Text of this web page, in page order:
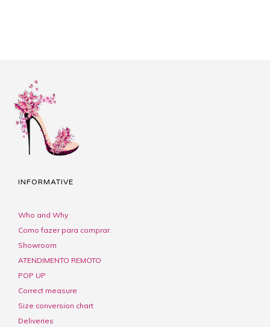
INFORMATIVE
Who and Why
Como fazer para comprar.
Showroom
ATENDIMENTO REMOTO
POP UP
Correct measure
Size conversion chart
Deliveries